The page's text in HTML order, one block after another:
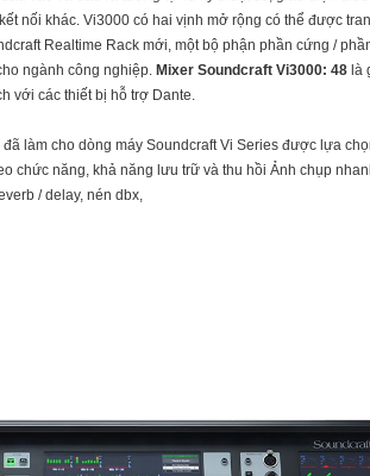
nối khác. Vi3000 có hai vịnh mở rộng có thể được
Realtime Rack mới, một bộ phận phần cứng /
ngành công nghiệp. Mixer Soundcraft Vi3000: 48 là
với các thiết bị hỗ trợ Dante.
làm cho dòng máy Soundcraft Vi Series được lựa
năng, khả năng lưu trữ và thu hồi Ảnh chụp
/ delay, nén dbx,